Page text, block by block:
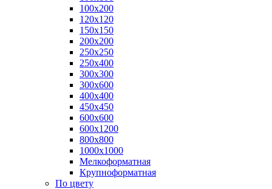
100х200
120х120
150х150
200х200
250х250
250х400
300х300
300х600
400х400
450х450
600х600
600х1200
800х800
1000х1000
Мелкоформатная
Крупноформатная
По цвету